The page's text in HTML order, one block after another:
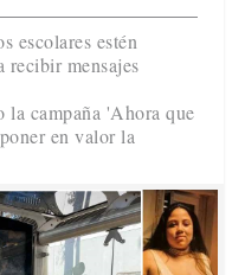
escolares estén
recibir mensajes
la campaña 'Ahora que
en valor la